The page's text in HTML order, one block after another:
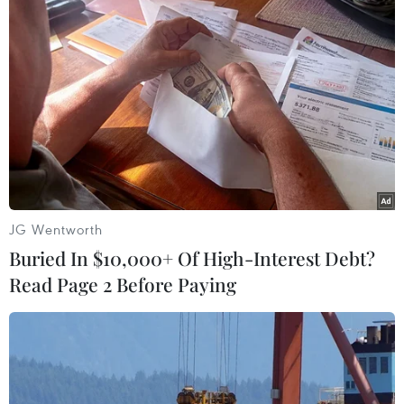
#Hamas #Gaza #Bờ Tây
#Con tin
#Thỏa thuận ngừng bắn
#Joe Biden
Palestine
JG Wentworth
Buried In $10,000+ Of High-Interest Debt?
Read Page 2 Before Paying